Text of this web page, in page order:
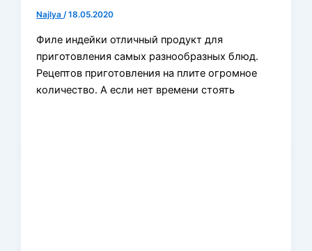
Najlya/18.05.2020
Филе индейки отличный продукт для
приготовления самых разнообразных блюд.
Рецептов приготовления на плите огромное
количество. А если нет времени стоять